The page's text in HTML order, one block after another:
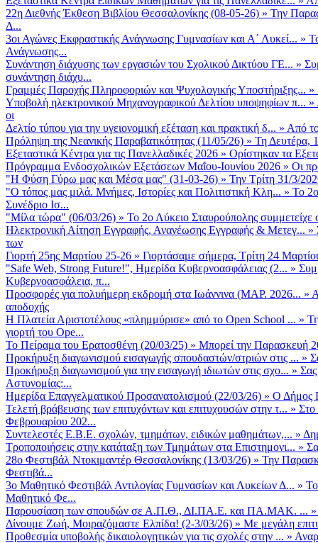
22η Διεθνής Έκθεση Βιβλίου Θεσσαλονίκης (08-05-26) » Την
Δ...
3οι Αγώνες Εκφραστικής Ανάγνωσης Γυμνασίων και Α΄ Λυκεί... »
Ανάγνωσης...
Συνάντηση διάχυσης των εργασιών του Σχολικού Δικτύου ΓΕ... »
συνάντηση διάχυ...
Γραμμές Παροχής Πληροφοριών και Ψυχολογικής Υποστήριξης... »
Υποβολή ηλεκτρονικού Μηχανογραφικού Δελτίου υποψηφίων π... »
οι
Δελτίο τύπου για την υγειονομική εξέταση και πρακτική δ... » Από
Πρόληψη της Νεανικής Παραβατικότητας (11/05/26) » Τη Δευτέρα,
Εξεταστικά Κέντρα για τις Πανελλαδικές 2026 » Ορίστηκαν τα
Πρόγραμμα Ενδοσχολικών Εξετάσεων Μαΐου-Ιουνίου 2026 » Οι
"Η Φύση Γύρω μας και Μέσα μας" (31-03-26) » Την Τρίτη 31/3/
"Ο τόπος μας μιλά. Μνήμες, Ιστορίες και Πολιτιστική Κλη... » Το
Συνέδριο Ισ...
"Μίλα τώρα" (06/03/26) » Το 2ο Λύκειο Σταυρούπολης
Ηλεκτρονική Αίτηση Εγγραφής, Ανανέωσης Εγγραφής & Μετεγ... »
των
Γιορτή 25ης Μαρτίου 25-26 » Γιορτάσαμε σήμερα, Τρίτη 24
"Safe Web, Strong Future!", Ημερίδα Κυβερνοασφάλειας (2... »
Κυβερνοασφάλεια, π...
Προσφορές για πολυήμερη εκδρομή στα Ιωάννινα (ΜΑΡ. 2026... »
αποδοχής
Η Πλατεία Αριστοτέλους «πλημμύρισε» από το Open School ... »
γιορτή του Ope...
Το Πείραμα του Ερατοσθένη (20/03/25) » Μπορεί την Παρασκευή
Προκήρυξη διαγωνισμού εισαγωγής σπουδαστών/στριών στις ... »
Προκήρυξη διαγωνισμού για την εισαγωγή ιδιωτών στις σχο... » Σας
Αστυνομίας:...
Ημερίδα Επαγγελματικού Προσανατολισμού (22/03/26) » Ο Δήμος
Τελετή βράβευσης των επιτυχόντων και επιτυχουσών στην τ... » Στο
Φεβρουαρίου 202...
Συντελεστές Ε.Β.Ε. σχολών, τμημάτων, ειδικών μαθημάτων,... »
Τροποποιήσεις στην κατάταξη των Τμημάτων στα Επιστημονι... »
28ο Φεστιβάλ Ντοκιμαντέρ Θεσσαλονίκης (13/03/26) » Την
Φεστιβά...
3ο Μαθητικό Φεστιβάλ Αντιλογίας Γυμνασίων και Λυκείων Δ... »
Μαθητικό Φε...
Παρουσίαση των σπουδών σε Α.Π.Θ., ΔΙ.ΠΑ.Ε. και ΠΑ.ΜΑΚ. ...
Δίνουμε Ζωή, Μοιραζόμαστε Ελπίδα! (2-3/03/26) » Με μεγάλη
Προθεσμία υποβολής δικαιολογητικών για τις σχολές στην ... »